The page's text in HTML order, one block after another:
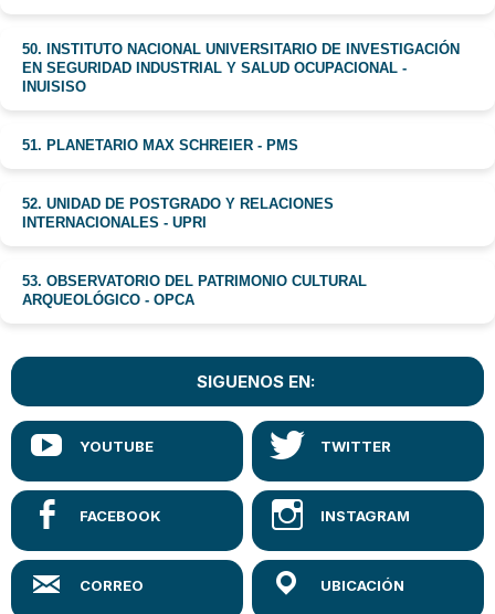
50. INSTITUTO NACIONAL UNIVERSITARIO DE INVESTIGACIÓN
EN SEGURIDAD INDUSTRIAL Y SALUD OCUPACIONAL -
INUISISO
51. PLANETARIO MAX SCHREIER - PMS
52. UNIDAD DE POSTGRADO Y RELACIONES
INTERNACIONALES - UPRI
53. OBSERVATORIO DEL PATRIMONIO CULTURAL
ARQUEOLÓGICO - OPCA
SIGUENOS EN: